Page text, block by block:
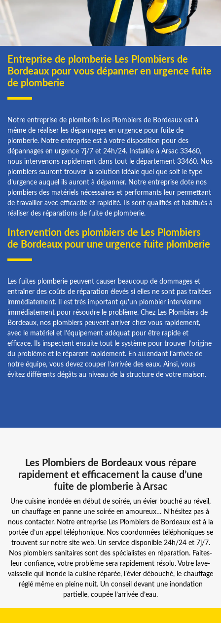
Entreprise de plomberie Les Plombiers de
Bordeaux pour vous dépanner en urgence fuite
de plomberie
Notre entreprise de plomberie Les Plombiers de Bordeaux est à
même de réaliser les dépannages en urgence pour fuite de
plomberie. Notre entreprise est à votre disposition pour des
dépannages en urgence 7j/7 et 24h/24. Installée à Arsac 33460,
nous intervenons rapidement dans tout le département 33460. Nos
plombiers sauront trouver la solution idéale quel que soit le type
d’urgence auquel ils auront à dépanner. Notre entreprise dote nos
plombiers des matériels nécessaires et performants leur permettant
de travailler avec efficacité et rapidité. Ils sont qualifiés et habitués à
réaliser des réparations de fuite de plomberie.
Intervention des plombiers de Les Plombiers
de Bordeaux pour une urgence fuite plomberie
Les fuites plomberie peuvent causer beaucoup de dommages et
entraîner des coûts de réparation élevés si elles ne sont pas traitées
immédiatement. Il est très important qu'un plombier intervienne
immédiatement pour résoudre le problème. Chez Les Plombiers de
Bordeaux, nos plombiers peuvent arriver chez vous rapidement,
avec le matériel et l’équipement adéquat pour être rapide et
efficace. Ils inspectent ensuite tout le système pour trouver l’origine
du problème et le réparent rapidement. En attendant l’arrivée de
notre équipe, vous devez couper l’arrivée des eaux. Ainsi, vous
évitez différents dégâts au niveau de la structure de votre maison.
Les Plombiers de Bordeaux vous répare
rapidement et efficacement la cause d’une
fuite de plomberie à Arsac
Une cuisine inondée en début de soirée, un évier bouché au réveil,
un chauffage en panne une soirée en amoureux… N’hésitez pas à
nous contacter. Notre entreprise Les Plombiers de Bordeaux est à la
portée d’un appel téléphonique. Nos coordonnées téléphoniques se
trouvent sur notre site web. Un service disponible 24h/24 et 7j/7.
Nos plombiers sanitaires sont des spécialistes en réparation. Faites-
leur confiance, votre problème sera rapidement résolu. Votre lave-
vaisselle qui inonde la cuisine réparée, l’évier débouché, le chauffage
réglé même en pleine nuit. Un conseil devant une inondation
partielle, coupée l’arrivée d’eau.